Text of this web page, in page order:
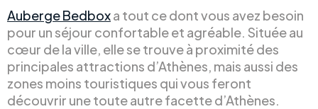
Auberge Bedboxa tout ce dont vous avez besoin
pour un séjour confortable et agréable. Située au
cœur de la ville, elle se trouve à proximité des
principales attractions d’Athènes, mais aussi des
zones moins touristiques qui vous feront
découvrir une toute autre facette d’Athènes.